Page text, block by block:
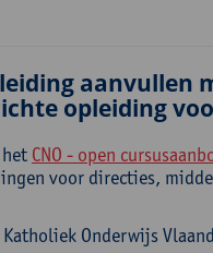
aanvullen
opleiding
CNO - open
voor directies,
Onderwijs